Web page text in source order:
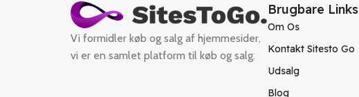
Vi formidler køb og salg af hjemmesider,
vi er en samlet platform til køb og salg.
Brugbare Links
Om Os
Kontakt Sitesto Go
Udsalg
Blog